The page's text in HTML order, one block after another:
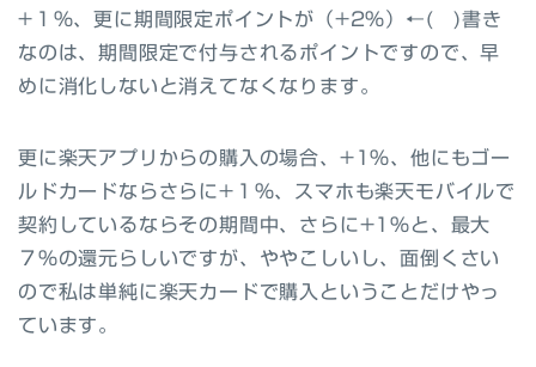
+１％、更に期間限定ポイントが（+2%）←( )書き
なのは、期間限定で付与されるポイントですので、早
めに消化しないと消えてなくなります。
更に楽天アプリからの購入の場合、+1%、他にもゴー
ルドカードならさらに+１％、スマホも楽天モバイルで
契約しているならその期間中、さらに+1%と、最大
７％の還元らしいですが、ややこしいし、面倒くさい
ので私は単純に楽天カードで購入ということだけやっ
ています。